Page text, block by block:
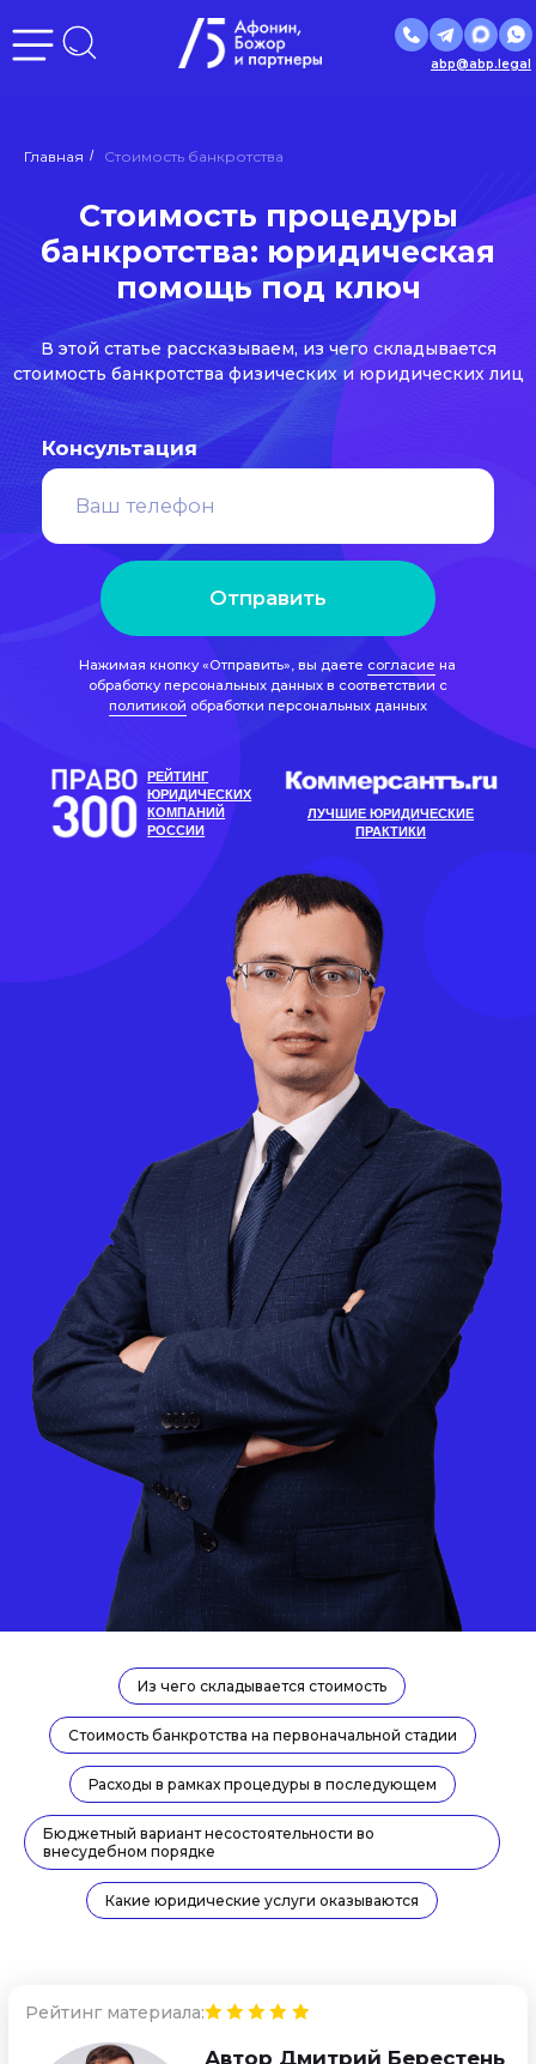
abp@abp.legal
Главная / Стоимость банкротства
В этой статье рассказываем, из чего складывается
стоимость банкротства физических и юридических лиц
Консультация
Отправить
ЮРИДИЧЕСКИХ
КОМПАНИЙ
ПРАКТИКИ
Стоимость процедуры
помощь под ключ
политикойобработки персональных данных
Из чего складывается стоимость
Стоимость банкротства на первоначальной стадии
Расходы в рамках процедуры в последующем
Бюджетный вариант несостоятельности во
внесудебном порядке
Какие юридические услуги оказываются
Рейтинг материала:
Автор Дмитрий Берестень
старший юрист и руководитель
блока корпоративной работы
рекомендованный юрист
Задать вопрос эксперту